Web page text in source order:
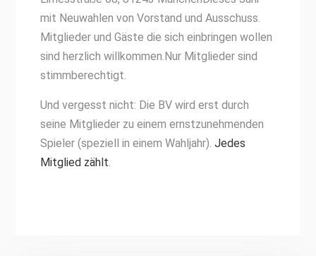
mit Neuwahlen von Vorstand und Ausschuss.
Mitglieder und Gäste die sich einbringen wollen
sind herzlich willkommen.Nur Mitglieder sind
stimmberechtigt.
Und vergesst nicht: Die BV wird erst durch
seine Mitglieder zu einem ernstzunehmenden
Spieler (speziell in einem Wahljahr). Jedes
Mitglied zählt.